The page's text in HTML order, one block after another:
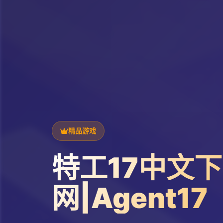
精品游戏
特工17中文
网|Agent17